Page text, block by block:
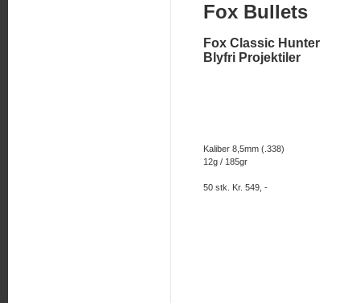
Fox Bullets
Fox Classic Hunter
Blyfri Projektiler
Kaliber 8,5mm (.338)
12g / 185gr
50 stk. Kr. 549, -